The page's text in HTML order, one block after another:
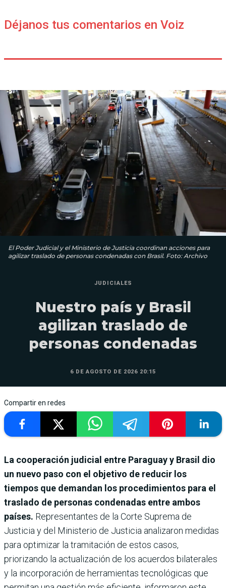
Déjanos tus comentarios en Voiz
El Poder Judicial y el Ministerio de Justicia coordinan acciones para
agilizar traslado de personas condenadas con Brasil. Foto: Archivo
JUDICIALES
Nuestro país y Brasil
agilizan traslado de
personas condenadas
6 DE AGOSTO DE 2026 20:15
Compartir en redes
La cooperación judicial entre Paraguay y Brasil dio
un nuevo paso con el objetivo de reducir los
tiempos que demandan los procedimientos para el
traslado de personas condenadas entre ambos
países. Representantes de la Corte Suprema de
Justicia y del Ministerio de Justicia analizaron medidas
para optimizar la tramitación de estos casos,
priorizando la actualización de los acuerdos bilaterales
y la incorporación de herramientas tecnológicas que